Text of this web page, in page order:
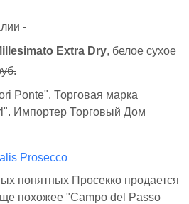
-
Extra Dry, белое сухое
Ponte". Торговая марка
Импортер Торговый Дом
понятных Просекко продается
похожее "Campo del Passo